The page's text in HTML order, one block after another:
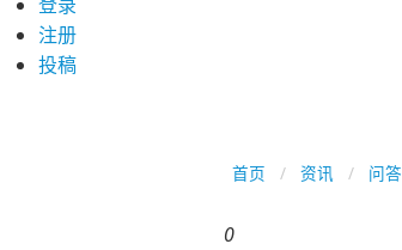
注册
投稿
首页 资讯 问答
0